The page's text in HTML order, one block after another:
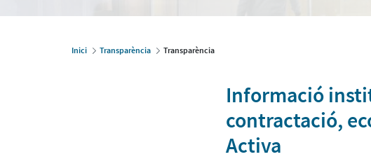
Inici Transparència Transparència
Informació
contractació,
Activa